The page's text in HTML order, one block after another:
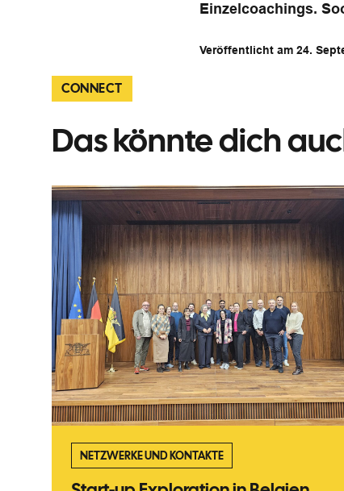
Einzelcoachings.
Veröffentlicht am 24.
CONNECT
Das könnte dich
NETZWERKE UND KONTAKTE